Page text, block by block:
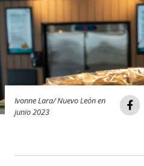
Ivonne Lara/ Nuevo León en
junio 2023